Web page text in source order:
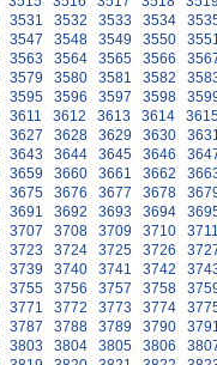
3531 3532 3533 3534
3547 3548 3549 3550
3563 3564 3565 3566
3579 3580 3581 3582
3595 3596 3597 3598
3611 3612 3613 3614
3627 3628 3629 3630
3643 3644 3645 3646
3659 3660 3661 3662
3675 3676 3677 3678
3691 3692 3693 3694
3707 3708 3709 3710
3723 3724 3725 3726
3739 3740 3741 3742
3755 3756 3757 3758
3771 3772 3773 3774
3787 3788 3789 3790
3803 3804 3805 3806